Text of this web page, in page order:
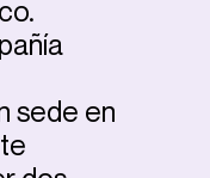
sede en